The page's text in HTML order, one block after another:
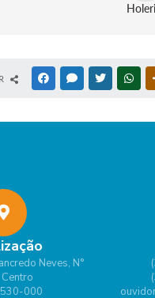
FACEBOOKMESSENGER
TWITTER
Neves, N°
000